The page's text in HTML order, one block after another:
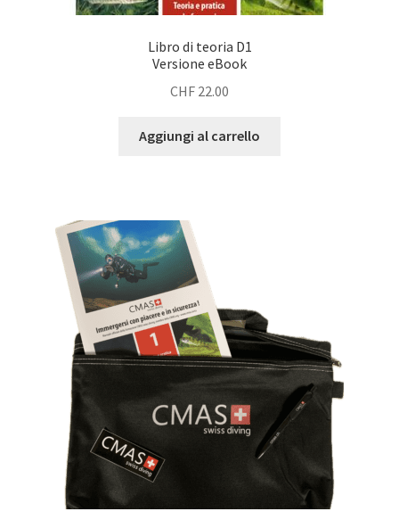
Libro di teoria D1
Versione eBook
CHF 22.00
Aggiungi al carrello